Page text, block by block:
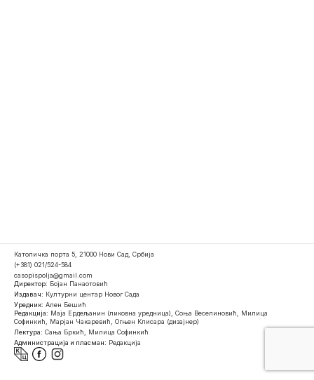
Католичка порта 5, 21000 Нови Сад, Србија
(+381) 021/524-584
casopispolja@gmail.com
Директор: Бојан Панаотовић
Издавач: Културни центар Новог Сада
Уредник: Ален Бешић
Редакција: Маја Ердељанин (ликовна уредница), Соња Веселиновић, Милица
Софинкић, Марјан Чакаревић, Огњен Клисара (дизајнер)
Лектура: Сања Бркић, Милица Софинкић
Администрација и пласман: Редакција